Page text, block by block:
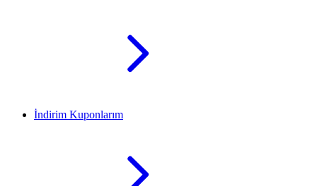
İndirim Kuponlarım